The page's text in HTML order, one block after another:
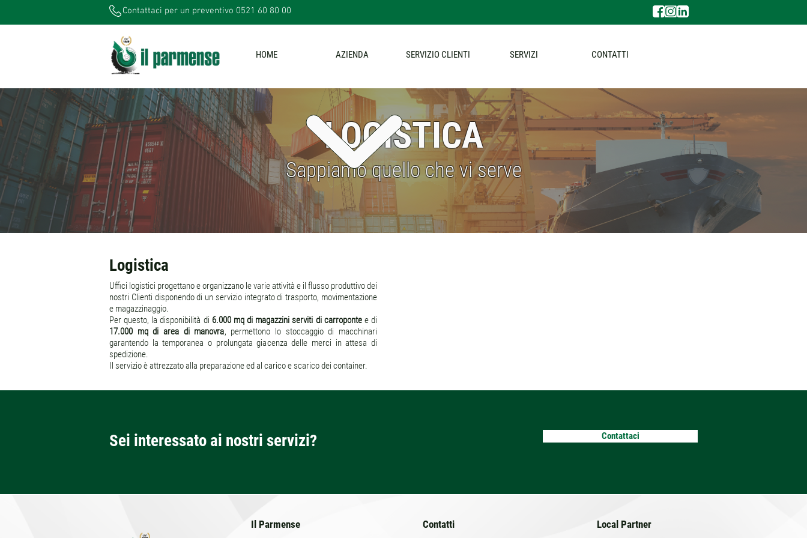
Contattaci per un preventivo 0521 60 80 00
HOME AZIENDA SERVIZIO CLIENTI SERVIZI CONTATTI
LOGISTICA
Sappiamo quello che vi serve
Logistica
Uffici logistici progettano e organizzano le varie attività e il flusso produttivo dei
nostri Clienti disponendo di un servizio integrato di trasporto, movimentazione
e magazzinaggio.
Per questo, la disponibilità di 6.000 mq di magazzini serviti di carropontee di
17.000 mq di area di manovra, permettono lo stoccaggio di macchinari
garantendo la temporanea o prolungata giacenza delle merci in attesa di
spedizione.
Il servizio è attrezzato alla preparazione ed al carico e scarico dei container.
Sei interessato ai nostri servizi? Contattaci
Il Parmense Contatti Local Partner